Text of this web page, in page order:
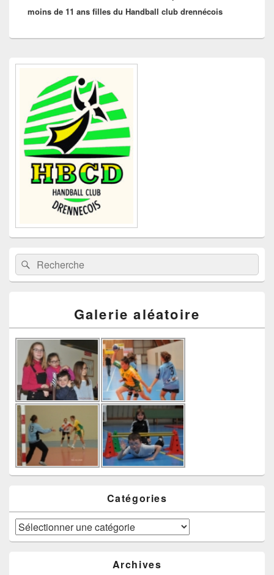
moins de 11 ans filles du Handball club drennécois
Zone
barre
latérale
Recherche :Rechercher
Galerie aléatoire
Catégories
Catégories
Archives